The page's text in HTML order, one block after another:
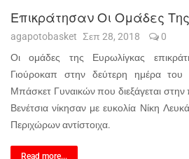
Επικράτησαν Οι Ομάδες
agapotobasket Σεπ 28, 2018
0
Οι ομάδες της Ευρωλίγκας
Γιούροκαπ στην δεύτερη ημέρα
Μπάσκετ Γυναικών που διεξάγεται
Βενέτσια νίκησαν με ευκολία Νίκη
Περιχώρων αντίστοιχα.
Read more...